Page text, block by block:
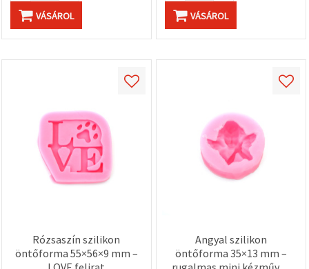
VÁSÁROL VÁSÁROL
Rózsaszín szilikon
öntőforma 55×56×9 mm –
Angyal szilikon
öntőforma 35×13 mm –